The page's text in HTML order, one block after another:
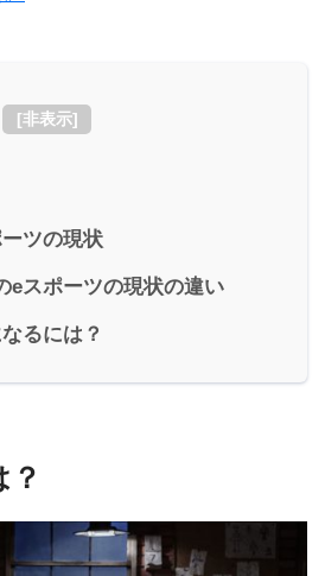
[非表示]
ツの現状
eスポーツの現状の違い
るには？
？